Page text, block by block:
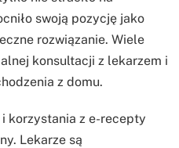
swoją pozycję jako
rozwiązanie. Wiele
konsultacji z lekarzem i
z domu.
korzystania z e-recepty
Lekarze są